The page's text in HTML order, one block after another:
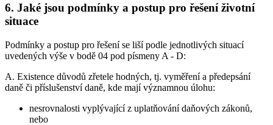
6. Jaké jsou podmínky a postup pro řešení životní
situace
Podmínky a postup pro řešení se liší podle jednotlivých situací
uvedených výše v bodě 04 pod písmeny A - D:
A. Existence důvodů zřetele hodných, tj. vyměření a předepsání
daně či příslušenství daně, kde mají významnou úlohu:
nesrovnalosti vyplývající z uplatňování daňových zákonů,
nebo